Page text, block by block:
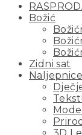
Božić
Zidni sat
Naljepnice